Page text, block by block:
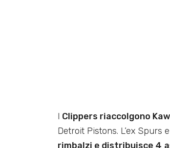
I Clippers riaccolgono
Detroit Pistons. L’ex Spurs
rimbalzi e distribuisce 4